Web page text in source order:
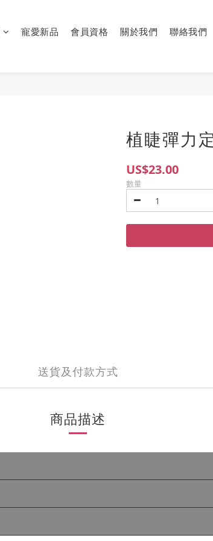
寵愛新品 會員資格 關於我們
聯絡我們
植睫彈力
US$23.00
數量
送貨及付款方式
商品描述